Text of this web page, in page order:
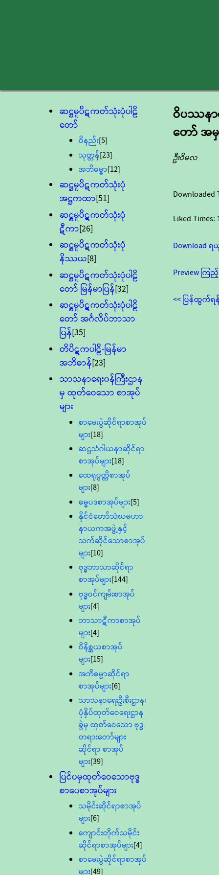
ဆဋ္ဌမူပိဋကတ်သုံးပုံပါဠိ
တော်
ဝိနည်း[5]
သုတ္တန်[23]
အဘိဓမ္မာ[12]
ဆဋ္ဌမူပိဋကတ်သုံးပုံ
အဋ္ဌကထာ[51]
ဆဋ္ဌမူပိဋကတ်သုံးပုံ
ဋီကာ[26]
ဆဋ္ဌမူပိဋကတ်သုံးပုံ
နိဿယ[8]
ဆဋ္ဌမူပိဋကတ်သုံးပုံပါဠိ
တော် မြန်မာပြန်[32]
ဆဋ္ဌမူပိဋကတ်သုံးပုံပါဠိ
တော် အင်္ဂလိပ်ဘာသာ
ပြန်[35]
တိပိဋကပါဠိ-မြန်မာ
အဘိဓာန်[23]
သာသနာရေး၀န်ကြီးဌာန
မှ ထုတ်ဝေသော စာအုပ်
များ
စာမေးပွဲဆိုင်ရာစာအုပ်
များ[18]
ဆဋ္ဌသံဂါယနာဆိုင်ရာ
စာအုပ်များ[18]
ထေရုပ္ပတ္တိစာအုပ်
များ[8]
ဓမ္မပဒစာအုပ်များ[5]
နိုင်ငံတော်သံဃမဟာ
နာယကအဖွဲ့နှင့်
သက်ဆိုင်သောစာအုပ်
များ[10]
ဗုဒ္ဓဘာသာဆိုင်ရာ
စာအုပ်များ[144]
ဗုဒ္ဓဝင်ကျမ်းစာအုပ်
များ[4]
ဘာသာဋီကာစာအုပ်
များ[4]
ဝိနိစ္ဆယစာအုပ်
များ[15]
အဘိဓမ္မာဆိုင်ရာ
စာအုပ်များ[6]
သာသနာရေးဦးစီးဌာန၊
ပုံနှိပ်ထုတ်ဝေရေးဌာန
ခွဲမှ ထုတ်ဝေသော ဗုဒ္ဓ
တရားတော်များ
ဆိုင်ရာ စာအုပ်
များ[39]
ပြင်ပမှထုတ်ဝေသောဗုဒ္ဓ
စာပေစာအုပ်များ
သမိုင်းဆိုင်ရာစာအုပ်
များ[6]
ကျောင်းတိုက်သမိုင်း
ဆိုင်ရာစာအုပ်များ[4]
စာမေးပွဲဆိုင်ရာစာအုပ်
များ[49]
ဝိပဿနာ
တော် အ
ဦးဝိမလ
Downloaded
Liked Times:
Download
Preview ကြ
<< ပြန်ထွက်ရ